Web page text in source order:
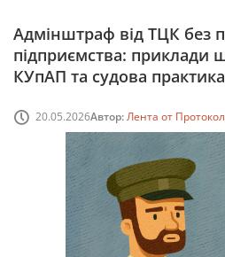
Адмінштраф від ТЦК без
підприємства: приклади
КУпАП та судова практика
20.05.2026Автор:Лента от